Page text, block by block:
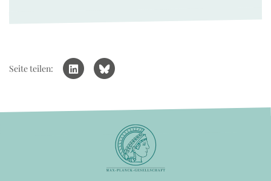
Seite teilen: